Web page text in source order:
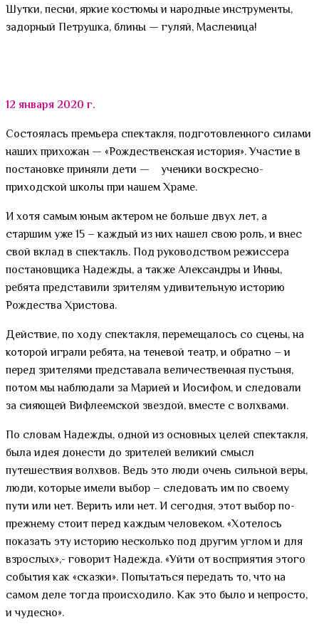
Шутки, песни, яркие костюмы и народные инструменты,
задорный Петрушка, блины — гуляй, Масленица!
12 января 2020 г.
Состоялась премьера спектакля, подготовленного силами
наших прихожан — «Рождественская история». Участие в
постановке приняли дети — ученики воскресно-
приходской школы при нашем Храме.
И хотя самым юным актером не больше двух лет, а
старшим уже 15 – каждый из них нашел свою роль, и внес
свой вклад в спектакль. Под руководством режиссера
постановщика Надежды, а также Александры и Инны,
ребята представили зрителям удивительную историю
Рождества Христова.
Действие, по ходу спектакля, перемещалось со сцены, на
которой играли ребята, на теневой театр, и обратно – и
перед зрителями представала величественная пустыня,
потом мы наблюдали за Марией и Иосифом, и следовали
за сияющей Вифлеемской звездой, вместе с волхвами.
По словам Надежды, одной из основных целей спектакля,
была идея донести до зрителей великий смысл
путешествия волхвов. Ведь это люди очень сильной веры,
люди, которые имели выбор – следовать им по своему
пути или нет. Верить или нет. И сегодня, этот выбор по-
прежнему стоит перед каждым человеком. «Хотелось
показать эту историю несколько под другим углом и для
взрослых»,- говорит Надежда. «Уйти от восприятия этого
события как «сказки». Попытаться передать то, что на
самом деле тогда происходило. Как это было и непросто,
и чудесно».